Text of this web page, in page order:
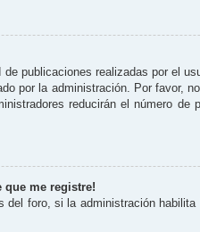
publicaciones realizadas por el
por la administración. Por favor,
reducirán el número
que me registre!
foro, si la administración